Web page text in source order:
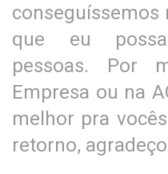
conseguíssemos
que eu
pessoas. Por
Empresa ou na
melhor pra
retorno,